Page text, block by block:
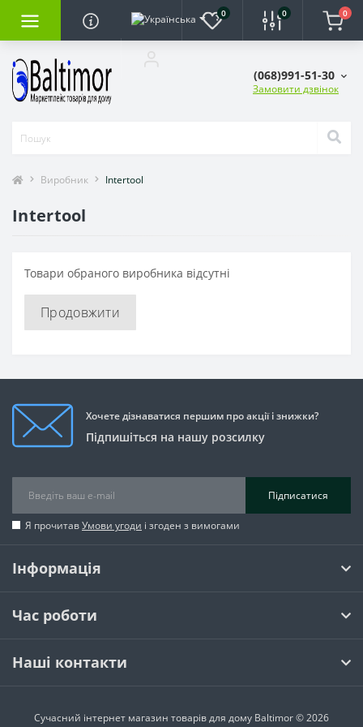
0 0 0
(068)991-51-30
Замовити дзвінок
Виробник Intertool
Intertool
Товари обраного виробника відсутні
Продовжити
Хочете дізнаватися першим про акції і знижки?
Підпишіться на нашу розсилку
Підписатися
Я прочитавУмови угоди і згоден з вимогами
Інформація
Час роботи
Наші контакти
Сучасний інтернет магазин товарів для дому Baltimor © 2026